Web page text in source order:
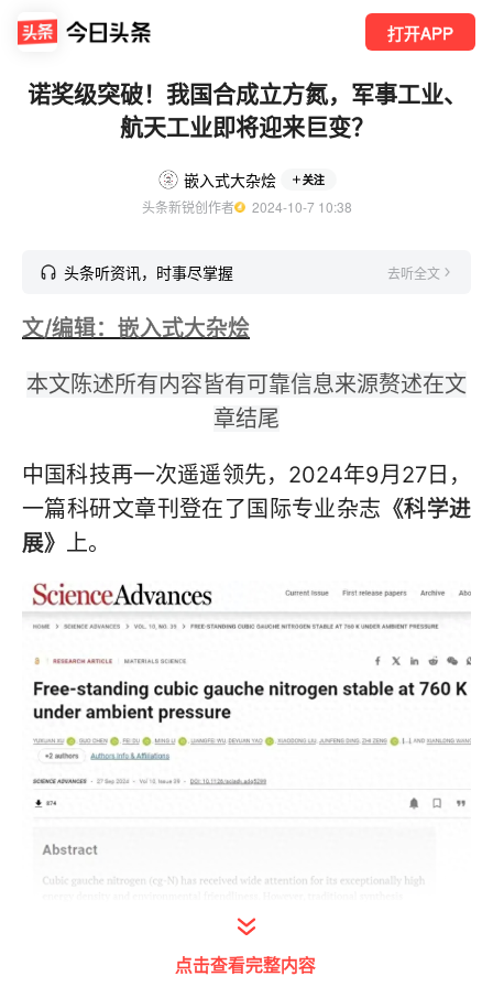
打开APP
诺奖级突破！我国合成立方氮，军事工业、
航天工业即将迎来巨变？
嵌入式大杂烩 关注
头条新锐创作者
  2024-10-7 10:38
头条听资讯，时事尽掌握 去听全文
文/编辑：嵌入式大杂烩
本文陈述所有内容皆有可靠信息来源赘述在文
章结尾
中国科技再一次遥遥领先，2024年9月27日，
一篇科研文章刊登在了国际专业杂志 《科学进
展》 上。
点击查看完整内容